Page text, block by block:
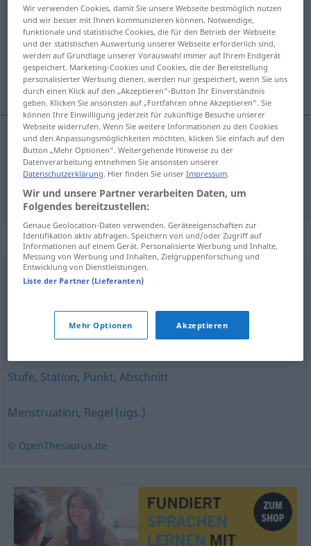
Periodef
Übersicht aller Übersetzungen
(Für mehr Details die Übersetzung anklicken/antippen)
период, менструација
период Periode
менструација Periode der Frau
Synonyme für "Periode"
Zeitraum,Frist,(zeitlicher) Abstand
Zeitabschnitt,Zeitalter
Stufe, Station, Punkt,Abschnitt
Menstruation, Regel (ugs.)
© OpenThesaurus.de
Wir verwenden Cookies, damit Sie unsere Webseite bestmöglich nutzen
und wir besser mit Ihnen kommunizieren können. Notwendige,
funktionale und statistische Cookies, die für den Betrieb der Webseite
und der statistischen Auswertung unserer Webseite erforderlich sind,
werden auf Grundlage unserer Vorauswahl immer auf Ihrem Endgerät
gespeichert. Marketing-Cookies und Cookies, die der Bereitstellung
personalisierter Werbung dienen, werden nur gespeichert, wenn Sie uns
durch einen Klick auf den „Akzeptieren“-Button Ihr Einverständnis
geben. Klicken Sie ansonsten auf „Fortfahren ohne Akzeptieren“. Sie
können Ihre Einwilligung jederzeit für zukünftige Besuche unserer
Webseite widerrufen. Wenn Sie weitere Informationen zu den Cookies
und den Anpassungsmöglichkeiten möchten, klicken Sie einfach auf den
Button „Mehr Optionen“. Weitergehende Hinweise zu der
Datenverarbeitung entnehmen Sie ansonsten unserer
Datenschutzerklärung. Hier finden Sie unserImpressum.
Wir und unsere Partner verarbeiten Daten, um
Folgendes bereitzustellen:
Genaue Geolocation-Daten verwenden. Geräteeigenschaften zur
Identifikation aktiv abfragen. Speichern von und/oder Zugriff auf
Informationen auf einem Gerät. Personalisierte Werbung und Inhalte,
Messung von Werbung und Inhalten, Zielgruppenforschung und
Entwicklung von Dienstleistungen.
Liste der Partner (Lieferanten)
Mehr Optionen Akzeptieren